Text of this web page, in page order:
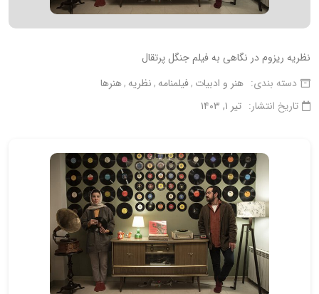
نظریه ریزوم در نگاهی به فیلم جنگل پرتقال
دسته بندی: هنر و ادبیات فیلمنامه نظریه هنرها
تاریخ انتشار: تیر ۱, ۱۴۰۳